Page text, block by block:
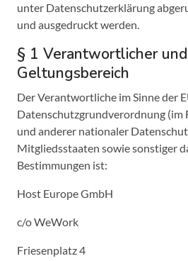
unter Datenschutzerklärung
und ausgedruckt werden.
§ 1 Verantwortlicher und
Geltungsbereich
Der Verantwortliche im Sinne der
Datenschutzgrundverordnung (im
und anderer nationaler
Mitgliedsstaaten sowie sonstiger
Bestimmungen ist:
Host Europe GmbH
c/o WeWork
Friesenplatz 4